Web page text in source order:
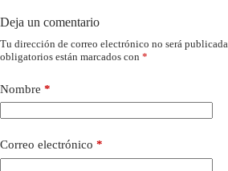
Deja un comentario
Tu dirección de correo electrónico no será publicada.
obligatorios están marcados con *
Nombre *
Correo electrónico *